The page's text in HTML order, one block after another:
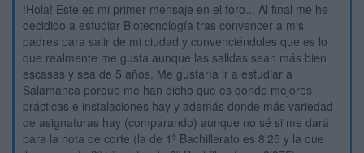
!Hola! Este es mi primer mensaje en el foro... Al final me he
decidido a estudiar Biotecnología tras convencer a mis
padres para salir de mi ciudad y convenciéndoles que es lo
que realmente me gusta aunque las salidas sean más bien
escasas y sea de 5 años. Me gustaría ir a estudiar a
Salamanca porque me han dicho que es donde mejores
prácticas e instalaciones hay y además donde más variedad
de asignaturas hay (comparando) aunque no sé si me dará
para la nota de corte (la de 1º Bachillerato es 8'25 y la que